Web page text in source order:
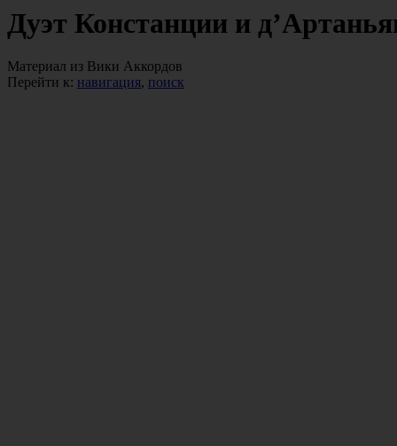
Дуэт Констанции и
Материал из Вики Аккордов
Перейти к: навигация, поиск